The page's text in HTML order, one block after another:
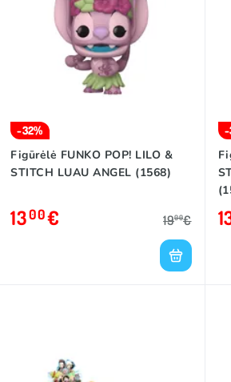
-32%
Figūrėlė FUNKO POP! LILO &
STITCH LUAU ANGEL (1568)
1300€ 1900€
-